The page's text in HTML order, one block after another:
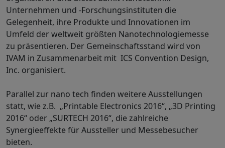
Unternehmen und -Forschungsinstituten die
Gelegenheit, ihre Produkte und Innovationen im
Umfeld der weltweit größten Nanotechnologiemesse
zu präsentieren. Der Gemeinschaftsstand wird von
IVAM in Zusammenarbeit mit ICS Convention Design,
Inc. organisiert.
Parallel zur nano tech finden weitere Ausstellungen
statt, wie z.B. „Printable Electronics 2016“, „3D Printing
2016“ oder „SURTECH 2016“, die zahlreiche
Synergieeffekte für Aussteller und Messebesucher
bieten.